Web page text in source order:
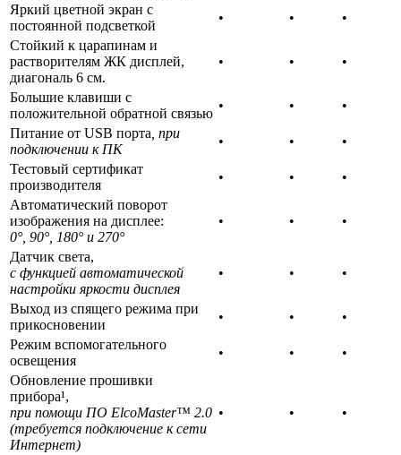
Яркий цветной экран с
постоянной подсветкой
• •
•
Стойкий к царапинам и
растворителям ЖК дисплей,
диагональ 6 см.
• • •
Большие клавиши с
положительной обратной связью
• •
•
Питание от USB порта , при
подключении к ПК
• •
•
Тестовый сертификат
производителя
• •
•
Автоматический поворот
изображения на дисплее:
0°, 90°, 180° и 270°
• • •
Датчик света,
с функцией автоматической
настройки яркости дисплея
• • •
Выход из спящего режима при
прикосновении
• •
•
Режим вспомогательного
освещения
• •
•
Обновление прошивки
прибора¹,
при помощи ПО ElcoMaster™ 2.0
(требуется подключение к сети
Интернет)
• • •